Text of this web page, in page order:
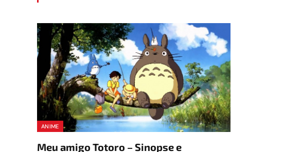
ANIME
Meu amigo Totoro – Sinopse e